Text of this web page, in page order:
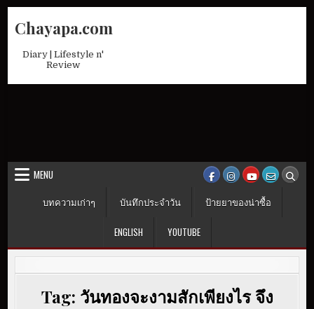
Chayapa.com
Diary | Lifestyle n'
Review
MENU
บทความเก่าๆ
บันทึกประจำวัน ป้ายยาของน่าซื้อ
ENGLISH YOUTUBE
Tag: วันทองจะงามสักเพียงไร จึง